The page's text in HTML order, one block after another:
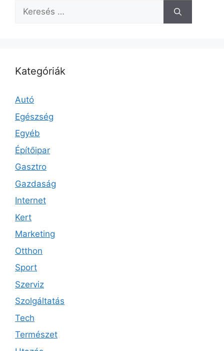
Keresés:
Kategóriák
Autó
Egészség
Egyéb
Építőipar
Gasztro
Gazdaság
Internet
Kert
Marketing
Otthon
Sport
Szerviz
Szolgáltatás
Tech
Természet